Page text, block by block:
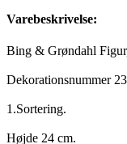
Varebeskrivelse:
Bing & Grøndahl
Dekorationsnummer
1.Sortering.
Højde 24 cm.